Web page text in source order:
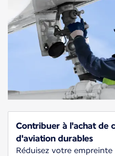
Contribuer à l'achat de
d'aviation durables
Réduisez votre